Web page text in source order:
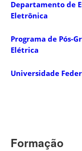
Departamento de
Eletrônica
Programa de Pós-
Elétrica
Universidade
Formação